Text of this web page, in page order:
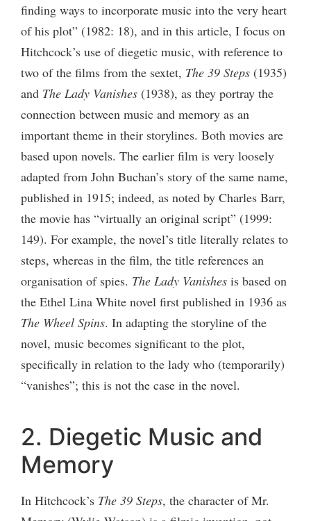
finding ways to incorporate music into the very heart
of his plot” (1982: 18), and in this article, I focus on
Hitchcock’s use of diegetic music, with reference to
two of the films from the sextet, The 39 Steps (1935)
and The Lady Vanishes (1938), as they portray the
connection between music and memory as an
important theme in their storylines. Both movies are
based upon novels. The earlier film is very loosely
adapted from John Buchan’s story of the same name,
published in 1915; indeed, as noted by Charles Barr,
the movie has “virtually an original script” (1999:
149). For example, the novel’s title literally relates to
steps, whereas in the film, the title references an
organisation of spies. The Lady Vanishes is based on
the Ethel Lina White novel first published in 1936 as
The Wheel Spins. In adapting the storyline of the
novel, music becomes significant to the plot,
specifically in relation to the lady who (temporarily)
“vanishes”; this is not the case in the novel.
2. Diegetic Music and
Memory
In Hitchcock’s The 39 Steps, the character of Mr.